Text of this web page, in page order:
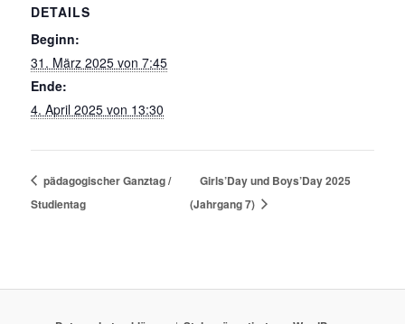
DETAILS
Beginn:
31. März 2025 von 7:45
Ende:
4. April 2025 von 13:30
pädagogischer Ganztag /
Studientag
Girls’Day und Boys’Day 2025
(Jahrgang 7)